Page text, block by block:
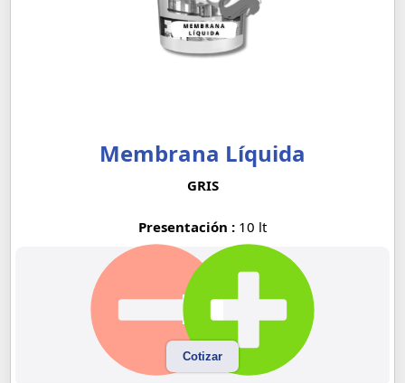
Membrana Líquida
GRIS
Presentación : 10 lt
Cotizar